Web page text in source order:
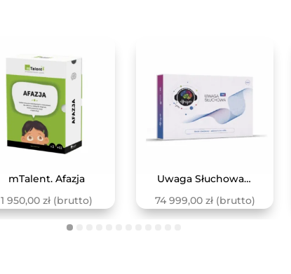
mTalent. Afazja
1 950,00 zł (brutto)
Uwaga Słuchowa PRO DIAGNOZA+TERAPIA 4.0
74 999,00 zł (brutto)